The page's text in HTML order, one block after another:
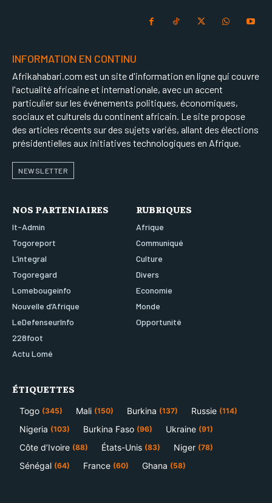
INFORMATION EN CONTINU
Afrikahabari.com est un site d'information en ligne qui couvre
l'actualité africaine et internationale, avec un accent
particulier sur les événements politiques, économiques,
sociaux et culturels du continent africain. Le site propose
des articles récents sur des sujets variés, allant des élections
présidentielles aux initiatives technologiques en Afrique.
NEWSLETTER
NOS PARTENIAIRES
It-Admin
Togoreport
L’integral
Togoregard
Lomebougeinfo
Nouvelle d’Afrique
LeDefenseurInfo
228foot
Actu Lomé
RUBRIQUES
Afrique
Communiqué
Culture
Divers
Economie
Monde
Opportunité
ÉTIQUETTES
Togo (345) Mali (150) Burkina (137) Russie (114)
Nigeria (103) Burkina Faso (96) Ukraine (91)
Côte d’Ivoire (88) États-Unis (83) Niger (78)
Sénégal (64) France (60) Ghana (58)